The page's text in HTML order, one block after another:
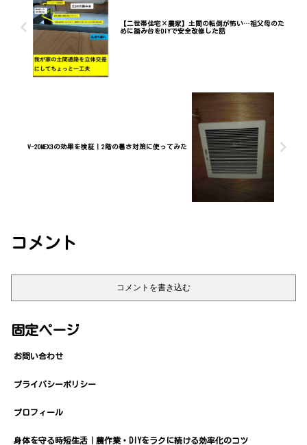
【二世帯住宅×農家】土間の転倒が怖い…祖父母のた
めに踏み台をDIYで安全改修した話
V-20MEX3の効果を検証｜2階の暑さ対策に使ってみた
コメント
コメントを書き込む
固定ページ
お問い合わせ
プライバシーポリシー
プロフィール
身体を守る時短生活｜農作業・DIYをラクに続ける効率化のコツ